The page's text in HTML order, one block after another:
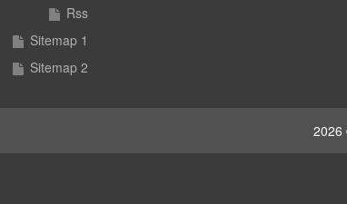
Rss
Sitemap 1
Sitemap 2